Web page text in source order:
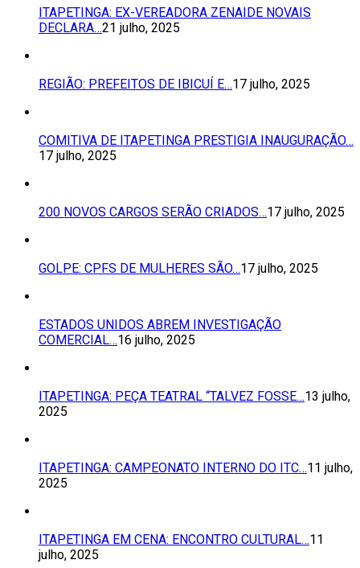
ITAPETINGA: EX-VEREADORA ZENAIDE NOVAIS
DECLARA…21 julho, 2025
REGIÃO: PREFEITOS DE IBICUÍ E…17 julho, 2025
COMITIVA DE ITAPETINGA PRESTIGIA INAUGURAÇÃO…
17 julho, 2025
200 NOVOS CARGOS SERÃO CRIADOS…17 julho, 2025
GOLPE: CPFS DE MULHERES SÃO…17 julho, 2025
ESTADOS UNIDOS ABREM INVESTIGAÇÃO
COMERCIAL…16 julho, 2025
ITAPETINGA: PEÇA TEATRAL “TALVEZ FOSSE…13 julho,
2025
ITAPETINGA: CAMPEONATO INTERNO DO ITC…11 julho,
2025
ITAPETINGA EM CENA: ENCONTRO CULTURAL…11
julho, 2025